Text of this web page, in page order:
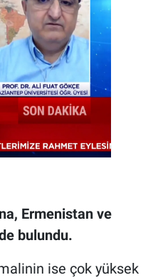
Ermenistan ve
bulundu.
ise çok yüksek